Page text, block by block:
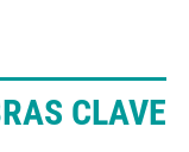
CLAVE